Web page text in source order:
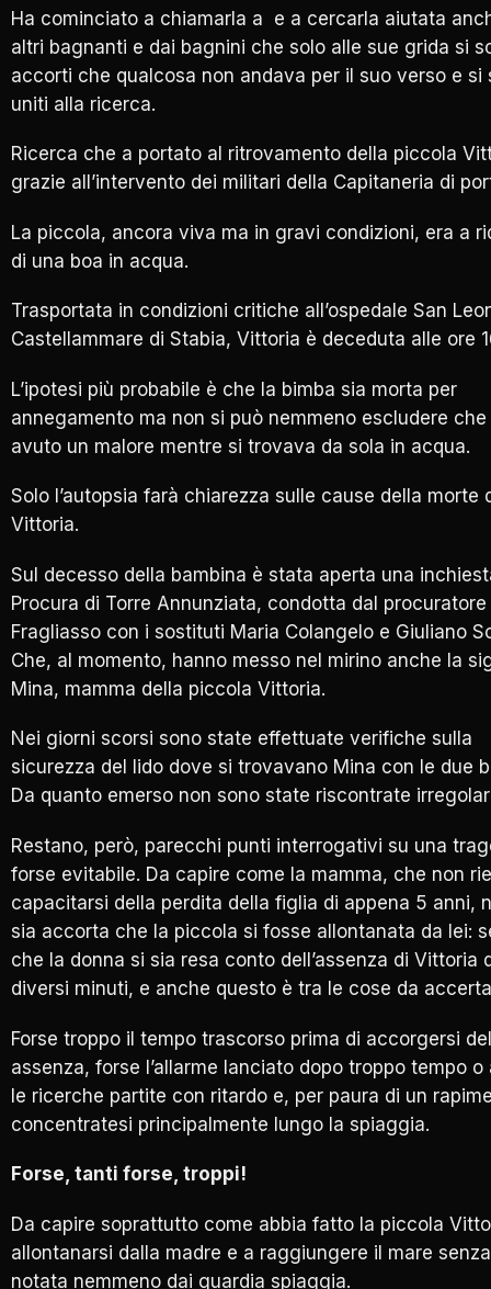
Ha cominciato a chiamarla a e a cercarla aiutata
altri bagnanti e dai bagnini che solo alle sue grida si
accorti che qualcosa non andava per il suo verso e si
uniti alla ricerca.
Ricerca che a portato al ritrovamento della piccola
grazie all’intervento dei militari della Capitaneria di
La piccola, ancora viva ma in gravi condizioni, era a
di una boa in acqua.
Trasportata in condizioni critiche all’ospedale San
Castellammare di Stabia, Vittoria è deceduta alle ore
L’ipotesi più probabile è che la bimba sia morta per
annegamento ma non si può nemmeno escludere che
avuto un malore mentre si trovava da sola in acqua.
Solo l’autopsia farà chiarezza sulle cause della morte
Vittoria.
Sul decesso della bambina è stata aperta una
Procura di Torre Annunziata, condotta dal
Fragliasso con i sostituti Maria Colangelo e Giuliano
Che, al momento, hanno messo nel mirino anche la
Mina, mamma della piccola Vittoria.
Nei giorni scorsi sono state effettuate verifiche sulla
sicurezza del lido dove si trovavano Mina con le due
Da quanto emerso non sono state riscontrate
Restano, però, parecchi punti interrogativi su una
forse evitabile. Da capire come la mamma, che non
capacitarsi della perdita della figlia di appena 5 anni,
sia accorta che la piccola si fosse allontanata da lei:
che la donna si sia resa conto dell’assenza di Vittoria
diversi minuti, e anche questo è tra le cose da
Forse troppo il tempo trascorso prima di accorgersi
assenza, forse l’allarme lanciato dopo troppo tempo o
le ricerche partite con ritardo e, per paura di un
concentratesi principalmente lungo la spiaggia.
Forse, tanti forse, troppi!
Da capire soprattutto come abbia fatto la piccola
allontanarsi dalla madre e a raggiungere il mare
notata nemmeno dai guardia spiaggia.